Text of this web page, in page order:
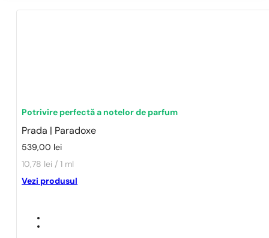
Potrivire perfectă a notelor de parfum
Prada | Paradoxe
539,00 lei
10,78 lei / 1 ml
Vezi produsul